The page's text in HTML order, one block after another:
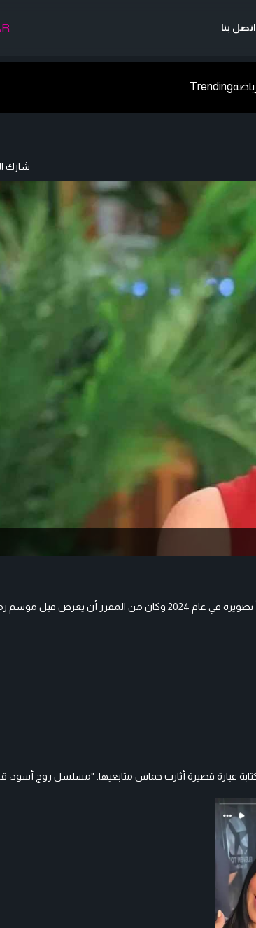
اتصل بنا
Trending
شارك
كشفت الفنانة المصرية لقاء الخميسي عن قرب عرض مسلسلها الجديد "روج أسود"، الذي بدأ تصويره في عام 2024 وكان من المقرر أن
عبارة قصيرة أثارت حماس متابعيها: "مسلسل روج أسود،